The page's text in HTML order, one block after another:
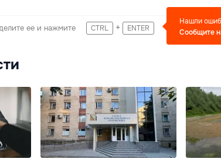
ее и нажмите CTRL + ENTER
Нашли
Сообщите